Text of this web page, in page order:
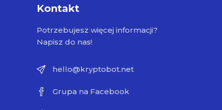
Kontakt
Potrzebujesz więcej informacji?
Napisz do nas!
hello@kryptobot.net
Grupa na Facebook